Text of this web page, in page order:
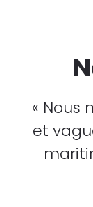
« Nous
et